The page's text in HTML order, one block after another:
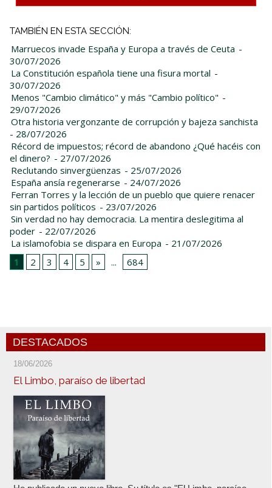
TAMBIÉN EN ESTA SECCIÓN:
Marruecos invade España y Europa a través de Ceuta -
30/07/2026
La Constitución española tiene una fisura mortal -
30/07/2026
Menos "Cambio climático" y más "Cambio político" -
29/07/2026
Otra historia vergonzante de corrupción y bajeza sanchista
- 28/07/2026
Récord de impuestos; récord de abandono ¿Qué hacéis con
el dinero? - 27/07/2026
Reclutando sinvergüenzas - 25/07/2026
España ansía regenerarse - 24/07/2026
Ferran Torres y la lección de un pueblo que quiere renacer
sin partidos políticos - 23/07/2026
Sin verdad no hay democracia. La mentira deslegitima al
poder - 22/07/2026
La islamofobia se dispara en Europa - 21/07/2026
1
2 3 4 5 » ... 684
DESTACADOS
18/06/2026
El Limbo, paraíso de libertad